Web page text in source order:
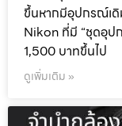
ขึ้นหากมีอุปกรณ์เ
Nikon ที่มี “ชุดอุป
1,500 บาทขึ้นไป
ดูเพิ่มเติม »